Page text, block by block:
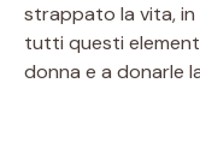
strappato la vita, in
tutti questi
donna e a donarle